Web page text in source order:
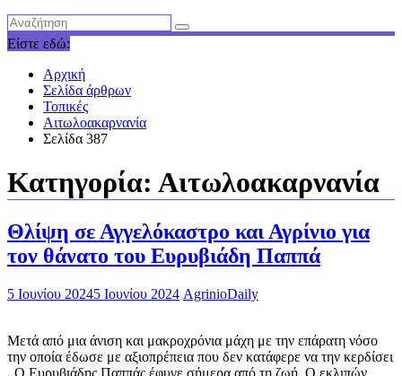
Είστε εδώ:
Αρχική
Σελίδα άρθρων
Τοπικές
Αιτωλοακαρνανία
Σελίδα 387
Κατηγορία: Αιτωλοακαρνανία
Θλίψη σε Αγγελόκαστρο και Αγρίνιο για
τον θάνατο του Ευρυβιάδη Παππά
5 Ιουνίου 20245 Ιουνίου 2024 AgrinioDaily
Μετά από μια άνιση και μακροχρόνια μάχη με την επάρατη νόσο
την οποία έδωσε με αξιοπρέπεια που δεν κατάφερε να την κερδίσει
, Ο Ευρυβιάδης Παππάς έφυγε σήμερα από τη ζωή. Ο εκλιπών